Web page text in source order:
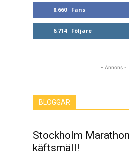
8,660 Fans
6,714 Följare
- Annons -
BLOGGAR
Stockholm
käftsmäll!